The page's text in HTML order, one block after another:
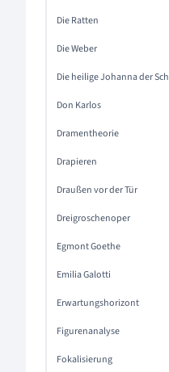
Die Ratten
Die Weber
Die heilige Johanna der
Don Karlos
Dramentheorie
Drapieren
Draußen vor der Tür
Dreigroschenoper
Egmont Goethe
Emilia Galotti
Erwartungshorizont
Figurenanalyse
Fokalisierung